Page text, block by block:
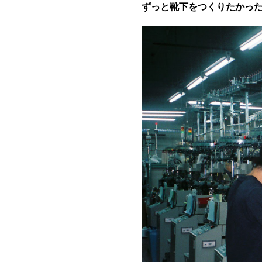
ずっと靴下をつくりたかっ